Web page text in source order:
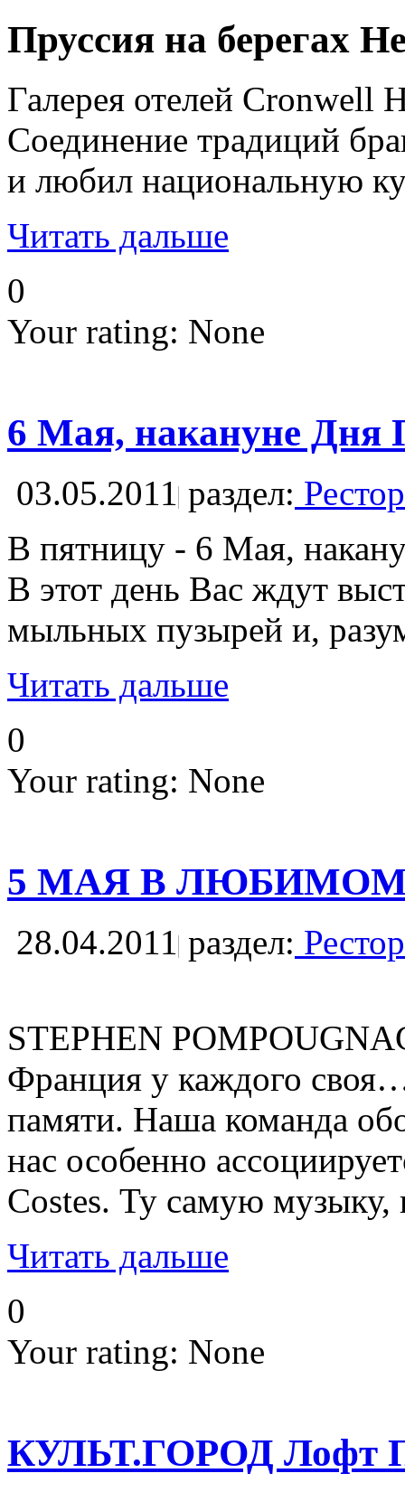
Пруссия на берегах
Галерея отелей
Соединение традиций
и любил национальную
Читать дальше
0
Your rating: None
6 Мая, накануне Дня
03.05.2011 раздел:
В пятницу - 6 Мая,
В этот день Вас ждут
мыльных пузырей и,
Читать дальше
0
Your rating: None
5 МАЯ В ЛЮБИМОМ
28.04.2011 раздел:
STEPHEN
Франция у каждого
памяти. Наша команда
нас особенно
Costes. Ту самую музыку,
Читать дальше
0
Your rating: None
КУЛЬТ.ГОРОД Лофт